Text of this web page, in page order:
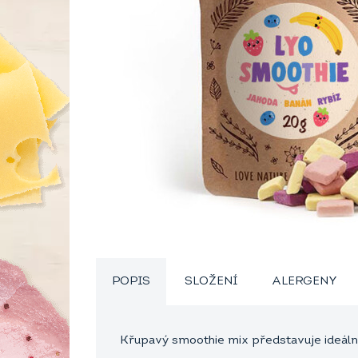
POPIS SLOŽENÍ ALERGENY
Křupavý smoothie mix představuje